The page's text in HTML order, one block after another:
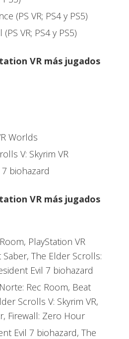
(PS VR; PS4 y PS5)
VR; PS4 y PS5)
VR más jugados
Worlds
V: Skyrim VR
7 biohazard
VR más jugados
PlayStation VR
The Elder Scrolls:
Evil 7 biohazard
Rec Room, Beat
Scrolls V: Skyrim VR,
Firewall: Zero Hour
Evil 7 biohazard, The